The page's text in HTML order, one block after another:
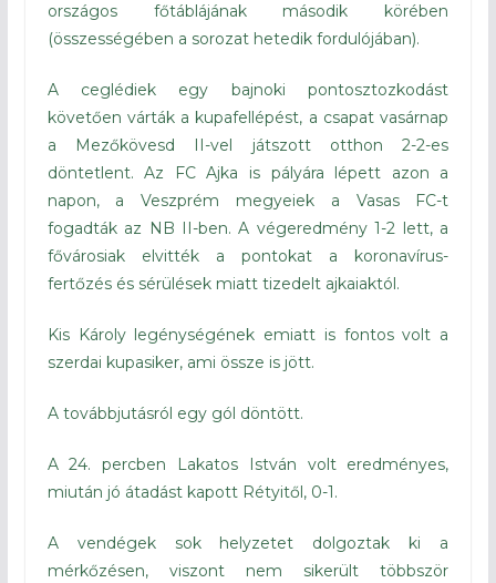
országos főtáblájának második körében
(összességében a sorozat hetedik fordulójában).
A ceglédiek egy bajnoki pontosztozkodást
követően várták a kupafellépést, a csapat vasárnap
a Mezőkövesd II-vel játszott otthon 2-2-es
döntetlent. Az FC Ajka is pályára lépett azon a
napon, a Veszprém megyeiek a Vasas FC-t
fogadták az NB II-ben. A végeredmény 1-2 lett, a
fővárosiak elvitték a pontokat a koronavírus-
fertőzés és sérülések miatt tizedelt ajkaiaktól.
Kis Károly legénységének emiatt is fontos volt a
szerdai kupasiker, ami össze is jött.
A továbbjutásról egy gól döntött.
A 24. percben Lakatos István volt eredményes,
miután jó átadást kapott Rétyitől, 0-1.
A vendégek sok helyzetet dolgoztak ki a
mérkőzésen, viszont nem sikerült többször